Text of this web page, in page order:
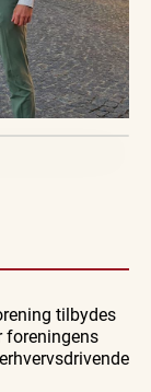
Guidede ture
Skagen
med
Bedford
bussen
9. aug.
Guidede ture
Skagen
med
Bedford
bussen
Familie
Skagen
fra
søsiden
med
tilbydes
foreningens